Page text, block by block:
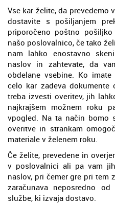
Vse kar želite, da prevedemo
dostavite s pošiljanjem
priporočeno poštno
našo poslovalnico, če tako
nam lahko enostavno
naslov in zahtevate, da
obdelane vsebine. Ko
celo kar zadeva dokumente
treba izvesti overitev, jih
najkrajšem možnem roku
vpogled. Na ta način bomo
overitve in strankam
materiale v želenem roku.
Če želite, prevedene in
v poslovalnici ali pa vam
naslov, pri čemer gre pri tem
zaračunava neposredno
službe, ki izvaja dostavo.